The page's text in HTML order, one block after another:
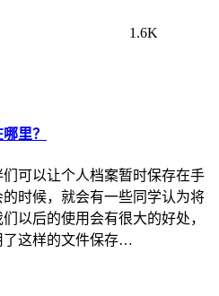
1.6K
里？
可以让个人档案暂时保存在手
时候，就会有一些同学认为将
以后的使用会有很大的好处，
了这样的文件保存…